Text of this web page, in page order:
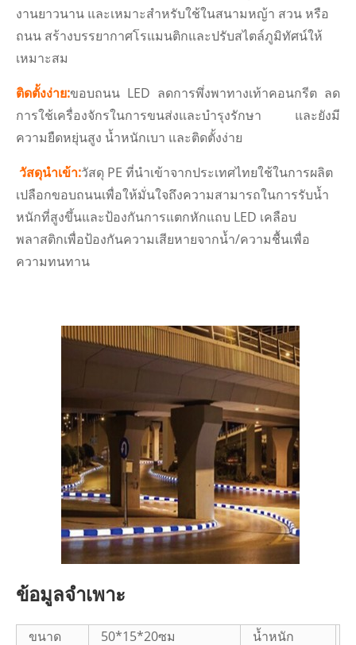
งานยาวนาน และเหมาะสำหรับใช้ในสนามหญ้า สวน หรือ
ถนน สร้างบรรยากาศโรแมนติกและปรับสไตล์ภูมิทัศน์ให้
เหมาะสม
ติดตั้งง่าย:ขอบถนน LED ลดการพึ่งพาทางเท้าคอนกรีต ลด
การใช้เครื่องจักรในการขนส่งและบำรุงรักษา และยังมี
ความยืดหยุ่นสูง น้ำหนักเบา และติดตั้งง่าย
วัสดุนำเข้า:วัสดุ PE ที่นำเข้าจากประเทศไทยใช้ในการผลิต
เปลือกขอบถนนเพื่อให้มั่นใจถึงความสามารถในการรับน้ำ
หนักที่สูงขึ้นและป้องกันการแตกหักแถบ LED เคลือบ
พลาสติกเพื่อป้องกันความเสียหายจากน้ำ/ความชื้นเพื่อ
ความทนทาน
ข้อมูลจำเพาะ
ขนาด 50*15*20ซม น้ำหนัก